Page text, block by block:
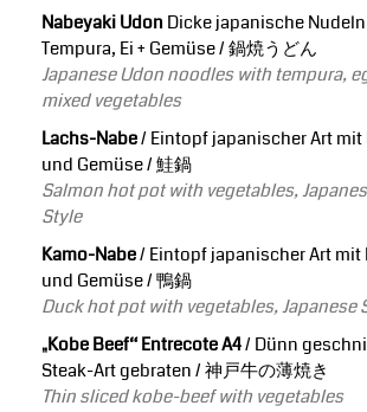
Nabeyaki UdonDicke japanische
Tempura, Ei + Gemüse / 鍋焼うどん
Japanese Udon noodles with tempura,
mixed vegetables
Lachs-Nabe/ Eintopf japanischer Art mit
und Gemüse / 鮭鍋
Salmon hot pot with vegetables,
Style
Kamo-Nabe/ Eintopf japanischer Art mit
und Gemüse / 鴨鍋
Duck hot pot with vegetables, Japanese
„Kobe Beef“ Entrecote A4/ Dünn
Steak-Art gebraten / 神戸牛の薄焼き
Thin sliced kobe-beef with vegetables